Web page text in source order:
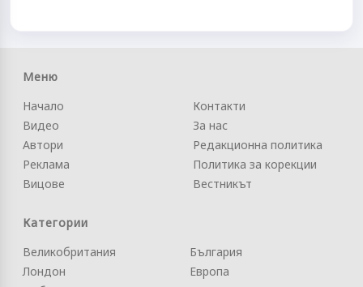
Меню
Начало
Видео
Автори
Реклама
Вицове
Контакти
За нас
Редакционна политика
Политика за корекции
Вестникът
Категории
Великобритания
Лондон
България
Европа